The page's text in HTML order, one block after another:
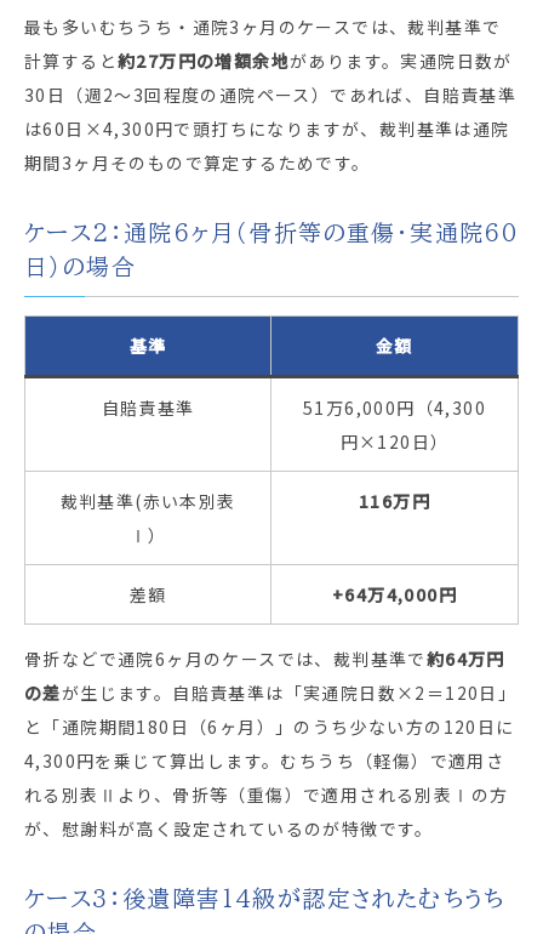
最も多いむちうち・通院3ヶ月のケースでは、裁判基準で
計算すると約27万円の増額余地があります。実通院日数が
30日（週2〜3回程度の通院ペース）であれば、自賠責基準
は60日×4,300円で頭打ちになりますが、裁判基準は通院
期間3ヶ月そのもので算定するためです。
ケース2：通院6ヶ月（骨折等の重傷・実通院60
日）の場合
基準 金額
自賠責基準
51万6,000円（4,300
円×120日）
裁判基準(赤い本別表
Ⅰ）
116万円
差額 +64万4,000円
骨折などで通院6ヶ月のケースでは、裁判基準で約64万円
の差が生じます。自賠責基準は「実通院日数×2＝120日」
と「通院期間180日（6ヶ月）」のうち少ない方の120日に
4,300円を乗じて算出します。むちうち（軽傷）で適用さ
れる別表Ⅱより、骨折等（重傷）で適用される別表Ⅰの方
が、慰謝料が高く設定されているのが特徴です。
ケース3：後遺障害14級が認定されたむちうち